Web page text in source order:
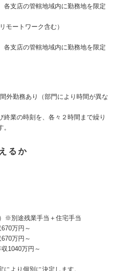
各支店の管轄地域内に勤務地を限定
モートワーク含む）
各支店の管轄地域内に勤務地を限定
外勤務あり（部門により時間が異な
終業の時刻を、各々２時間まで繰り
るか
※別途残業手当＋住宅手当
万円～
万円～
1040万円～
より個別に決定します。